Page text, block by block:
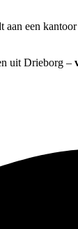
aan een
uit Drieborg –